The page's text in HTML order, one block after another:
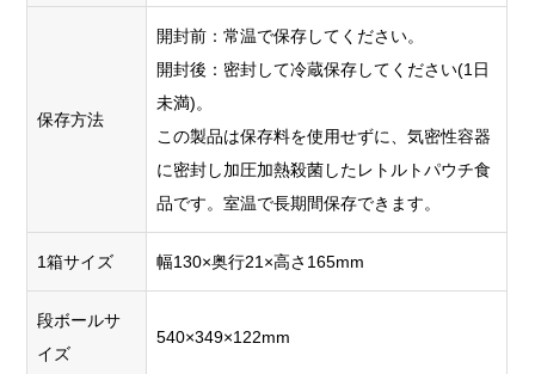
保存方法
開封前：常温で保存してください。
開封後：密封して冷蔵保存してください(1日
未満)。
この製品は保存料を使用せずに、気密性容器
に密封し加圧加熱殺菌したレトルトパウチ食
品です。室温で長期間保存できます。
1箱サイズ 幅130×奥行21×高さ165mm
段ボールサ
イズ
540×349×122mm